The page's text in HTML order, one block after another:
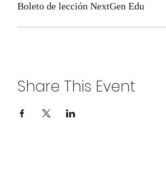
Boleto de lección NextGen Edu
Share This Event